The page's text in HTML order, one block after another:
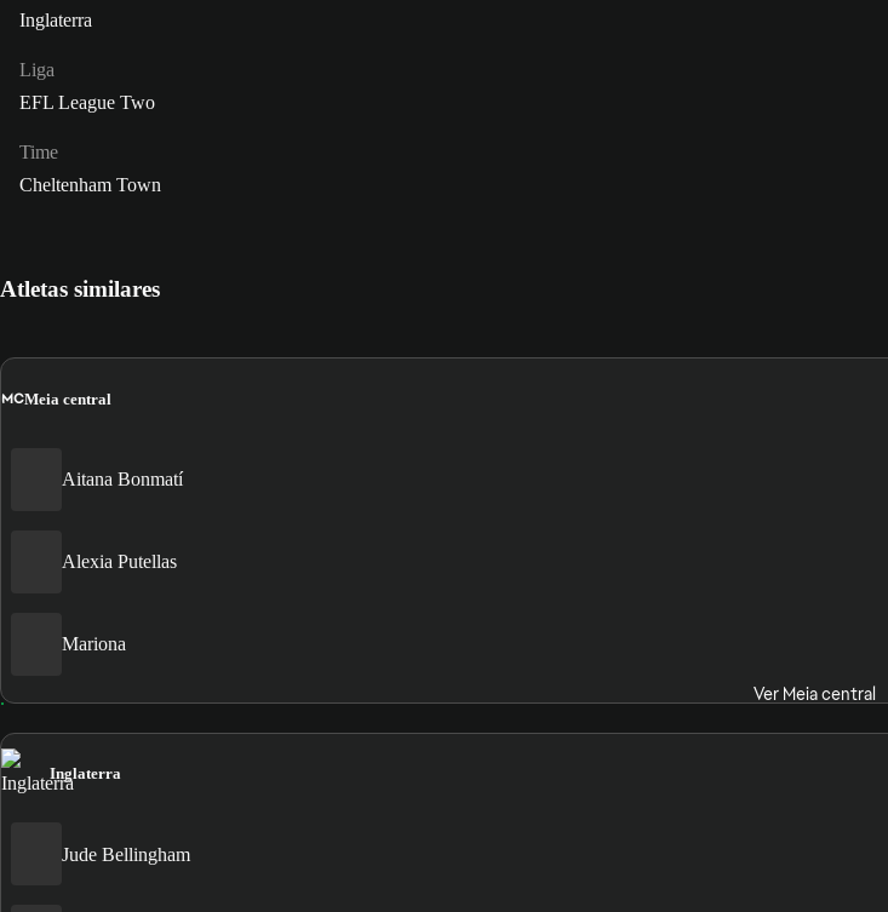
Inglaterra
Liga
EFL League Two
Time
Cheltenham Town
Atletas similares
MCMeia central
Aitana Bonmatí
Alexia Putellas
Mariona
Ver Meia central
Inglaterra
Jude Bellingham